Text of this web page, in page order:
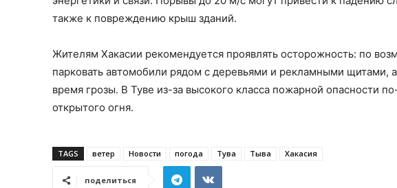
также к повреждению крыш зданий.
Жителям Хакасии рекомендуется проявлять осторожность: по
парковать автомобили рядом с деревьями и рекламными щитами,
время грозы. В Туве из-за высокого класса пожарной опасности
открытого огня.
TAGS ветер Новости погода Тува Тыва Хакасия
поделиться